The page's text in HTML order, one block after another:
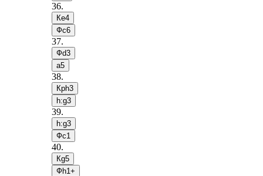
36.
Кe4
Фc6
37.
Фd3
a5
38.
Крh3
h:g3
39.
h:g3
Фc1
40.
Кg5
Фh1+